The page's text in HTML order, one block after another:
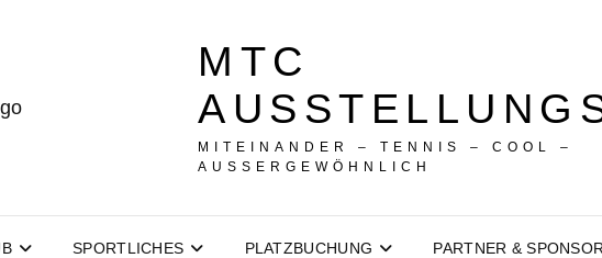
MTC
MITEINANDER – TENNIS – COOL –
AUSSERGEWÖHNLICH
SPORTLICHES PLATZBUCHUNG PARTNER &